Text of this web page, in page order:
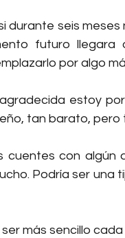
durante seis
futuro llegara
por algo
estoy
tan barato, pero
cuentes con algún
Podría ser una
más sencillo